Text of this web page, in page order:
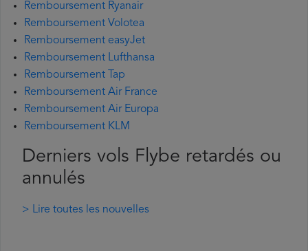
Remboursement Ryanair
Remboursement Volotea
Remboursement easyJet
Remboursement Lufthansa
Remboursement Tap
Remboursement Air France
Remboursement Air Europa
Remboursement KLM
Derniers vols Flybe retardés ou
annulés
> Lire toutes les nouvelles